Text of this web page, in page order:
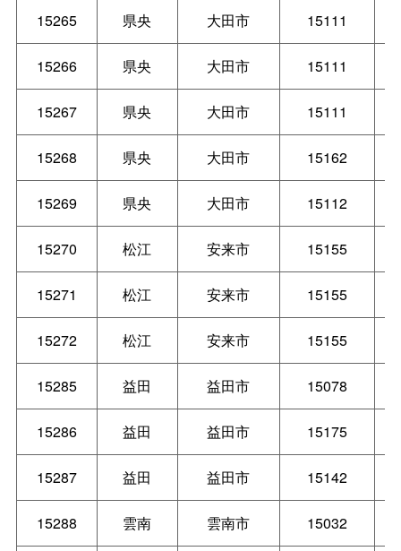
15265 県央 大田市 15111
15266 県央 大田市 15111
15267 県央 大田市 15111
15268 県央 大田市 15162
15269 県央 大田市 15112
15270 松江 安来市 15155
15271 松江 安来市 15155
15272 松江 安来市 15155
15285 益田 益田市 15078
15286 益田 益田市 15175
15287 益田 益田市 15142
15288 雲南 雲南市 15032